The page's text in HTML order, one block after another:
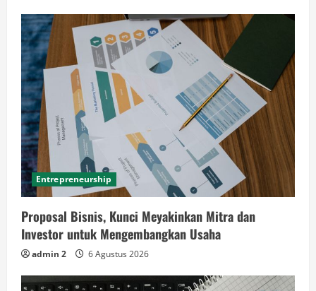
Entrepreneurship
Proposal Bisnis, Kunci Meyakinkan Mitra dan
Investor untuk Mengembangkan Usaha
admin 2 6 Agustus 2026